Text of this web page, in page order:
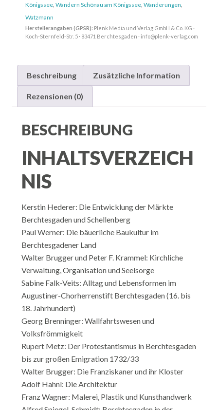
Königssee Wandern Schönau am Königssee Wanderungen
Watzmann
Herstellerangaben (GPSR): Plenk Media und Verlag GmbH & Co. KG ·
Koch-Sternfeld-Str. 5 · 83471 Berchtesgaden · info@plenk-verlag.com
Beschreibung Zusätzliche Information
Rezensionen (0)
BESCHREIBUNG
INHALTSVERZEICH
NIS
Kerstin Hederer: Die Entwicklung der Märkte
Berchtesgaden und Schellenberg
Paul Werner: Die bäuerliche Baukultur im
Berchtesgadener Land
Walter Brugger und Peter F. Krammel: Kirchliche
Verwaltung, Organisation und Seelsorge
Sabine Falk-Veits: Alltag und Lebensformen im
Augustiner-Chorherrenstift Berchtesgaden (16. bis
18. Jahrhundert)
Georg Brenninger: Wallfahrtswesen und
Volksfrömmigkeit
Rupert Metz: Der Protestantismus in Berchtesgaden
bis zur großen Emigration 1732/33
Walter Brugger: Die Franziskaner und ihr Kloster
Adolf Hahnl: Die Architektur
Franz Wagner: Malerei, Plastik und Kunsthandwerk